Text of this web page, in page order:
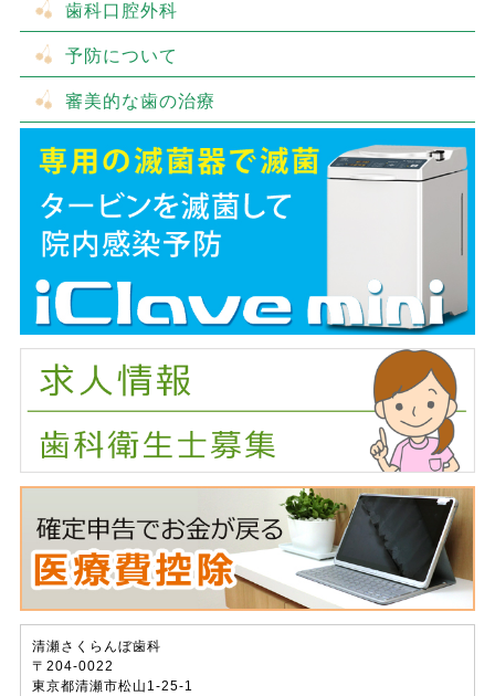
歯科口腔外科
予防について
審美的な歯の治療
清瀬さくらんぼ歯科
〒204-0022
東京都清瀬市松山1-25-1